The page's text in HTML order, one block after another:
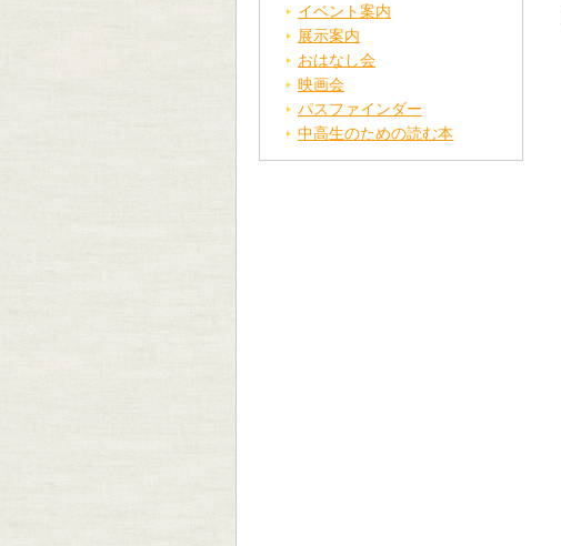
イベント案内
展示案内
おはなし会
映画会
パスファインダー
中高生のための読む本